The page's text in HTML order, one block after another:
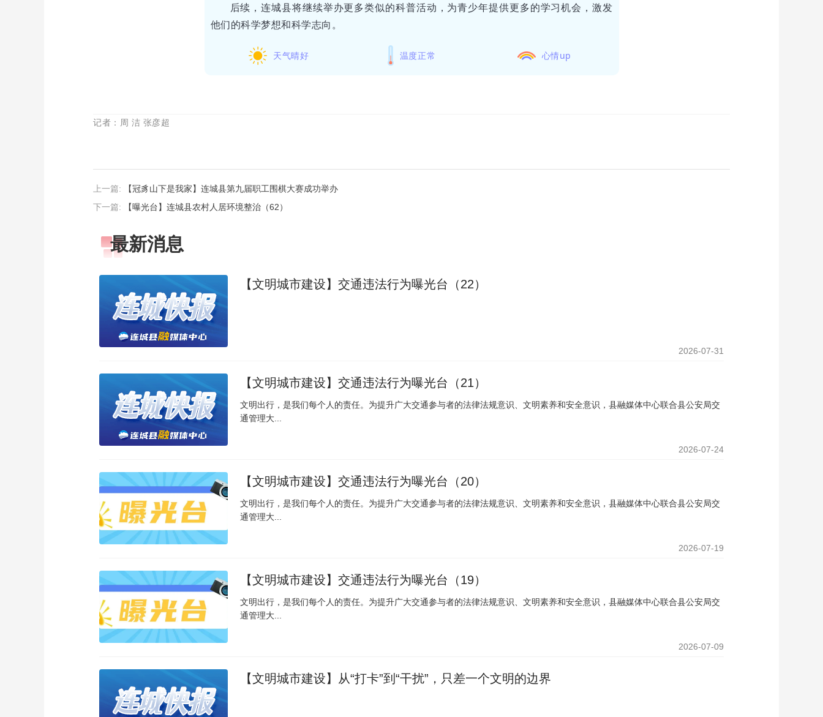
后续，连城县将继续举办更多类似的科普活动，为青少年提供更多的学习机会，激发
他们的科学梦想和科学志向。
天气晴好 温度正常 心情up
记者： 周 洁 张彦超
上一篇:
【冠豸山下是我家】连城县第九届职工围棋大赛成功举办
下一篇:
【曝光台】连城县农村人居环境整治（62）
最新消息
【文明城市建设】交通违法行为曝光台（22）
2026-07-31
【文明城市建设】交通违法行为曝光台（21）
文明出行，是我们每个人的责任。为提升广大交通参与者的法律法规意识、文明素养和安全意识，县融媒体中心联合县公安局交
通管理大...
2026-07-24
【文明城市建设】交通违法行为曝光台（20）
文明出行，是我们每个人的责任。为提升广大交通参与者的法律法规意识、文明素养和安全意识，县融媒体中心联合县公安局交
通管理大...
2026-07-19
【文明城市建设】交通违法行为曝光台（19）
文明出行，是我们每个人的责任。为提升广大交通参与者的法律法规意识、文明素养和安全意识，县融媒体中心联合县公安局交
通管理大...
2026-07-09
【文明城市建设】从“打卡”到“干扰”，只差一个文明的边界